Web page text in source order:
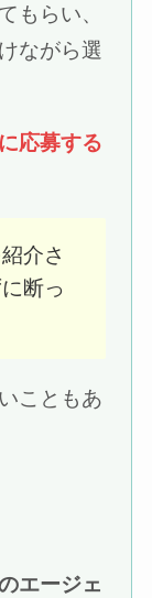
もらい、
ながら選
応募する
介さ
断っ
こともあ
エージェ